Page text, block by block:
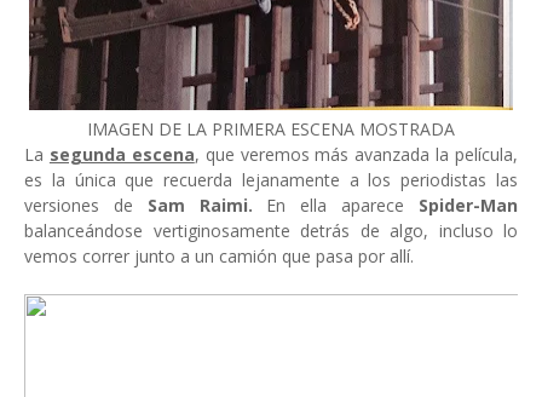
IMAGEN DE LA PRIMERA ESCENA MOSTRADA
La segunda escena, que veremos más avanzada la película,
es la única que recuerda lejanamente a los periodistas las
versiones de Sam Raimi. En ella aparece Spider-Man
balanceándose vertiginosamente detrás de algo, incluso lo
vemos correr junto a un camión que pasa por allí.